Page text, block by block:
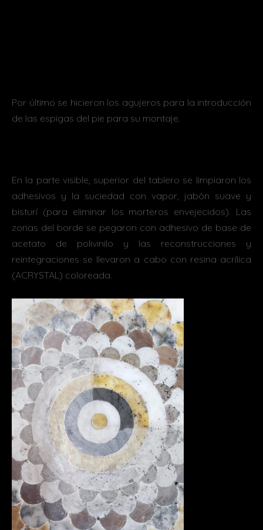
Por último se hicieron los agujeros para la introducción
de las espigas del pie para su montaje.
En la parte visible, superior del tablero se limpiaron los
adhesivos y la suciedad con vapor, jabón suave y
bisturí (para eliminar los morteros envejecidos). Las
zonas del borde se pegaron con adhesivo de base de
acetato de polivinilo y las reconstrucciones y
reintegraciones se llevaron a cabo con resina acrílica
(ACRYSTAL) coloreada.